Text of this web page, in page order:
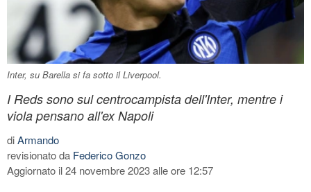
Inter, su Barella si fa sotto il Liverpool.
I Reds sono sul centrocampista dell'Inter, mentre i
viola pensano all'ex Napoli
diArmando
revisionato da Federico Gonzo
Aggiornato il 24 novembre 2023 alle ore 12:57